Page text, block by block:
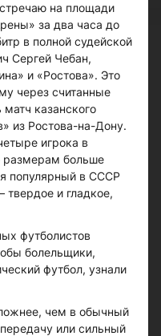
на площади
за два часа до
в полной судейской
Сергей Чебан,
и «Ростова». Это
через считанные
казанского
из Ростова-на-Дону.
игрока в
размерам больше
популярный в СССР
твердое и гладкое,
футболистов
болельщики,
футбол, узнали
чем в обычный
или сильный